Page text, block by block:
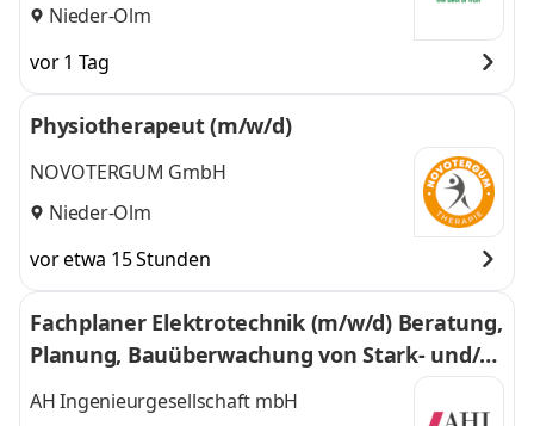
Nieder-Olm
vor 1 Tag
Physiotherapeut (m/w/d)
NOVOTERGUM GmbH
Nieder-Olm
vor etwa 15 Stunden
Fachplaner Elektrotechnik (m/w/d) Beratung,
Planung, Bauüberwachung von Stark- und/o
der Schwachstromanlagen
AH Ingenieurgesellschaft mbH